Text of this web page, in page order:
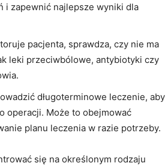
i zapewnić najlepsze wyniki dla
pacjenta, sprawdza, czy nie ma
leki przeciwbólowe, antybiotyki czy
długoterminowe leczenie, aby
operacji. Może to obejmować
planu leczenia w razie potrzeby.
się na określonym rodzaju